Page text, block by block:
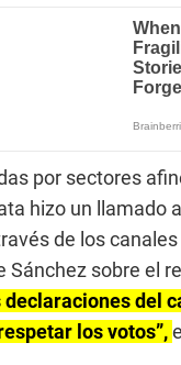
por sectores
hizo un llamado
de los
sobre el
declaraciones del
los votos”,